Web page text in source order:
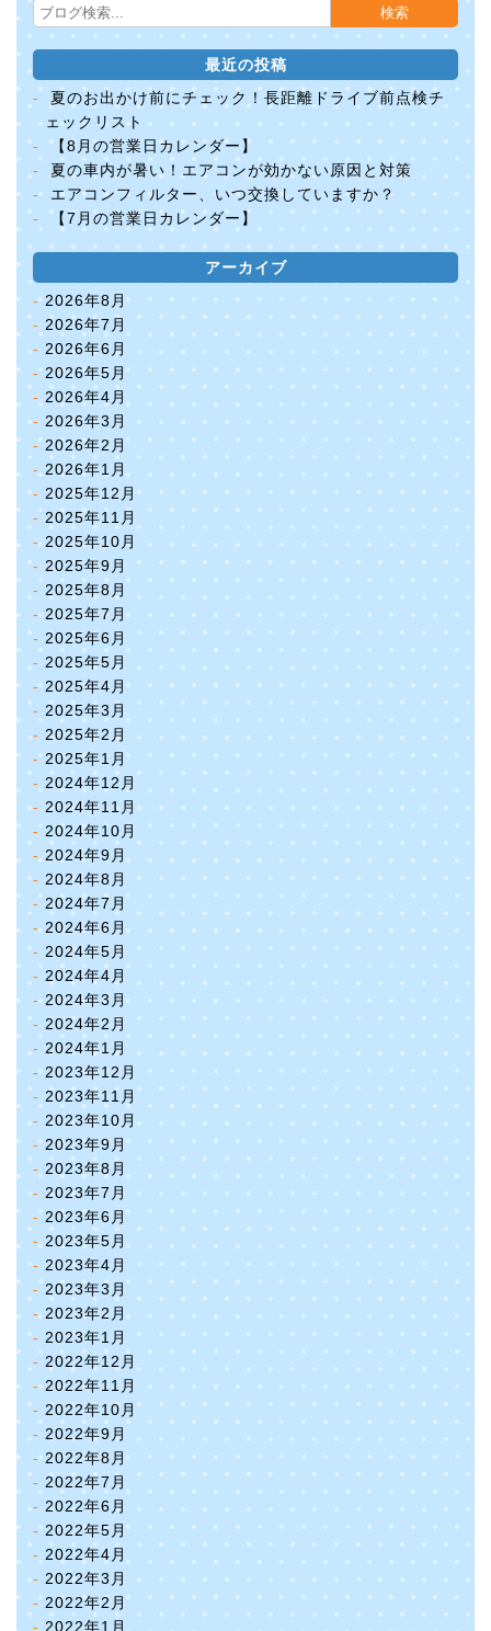
最近の投稿
夏のお出かけ前にチェック！長距離ドライブ前点検チ
ェックリスト
【8月の営業日カレンダー】
夏の車内が暑い！エアコンが効かない原因と対策
エアコンフィルター、いつ交換していますか？
【7月の営業日カレンダー】
アーカイブ
2026年8月
2026年7月
2026年6月
2026年5月
2026年4月
2026年3月
2026年2月
2026年1月
2025年12月
2025年11月
2025年10月
2025年9月
2025年8月
2025年7月
2025年6月
2025年5月
2025年4月
2025年3月
2025年2月
2025年1月
2024年12月
2024年11月
2024年10月
2024年9月
2024年8月
2024年7月
2024年6月
2024年5月
2024年4月
2024年3月
2024年2月
2024年1月
2023年12月
2023年11月
2023年10月
2023年9月
2023年8月
2023年7月
2023年6月
2023年5月
2023年4月
2023年3月
2023年2月
2023年1月
2022年12月
2022年11月
2022年10月
2022年9月
2022年8月
2022年7月
2022年6月
2022年5月
2022年4月
2022年3月
2022年2月
2022年1月